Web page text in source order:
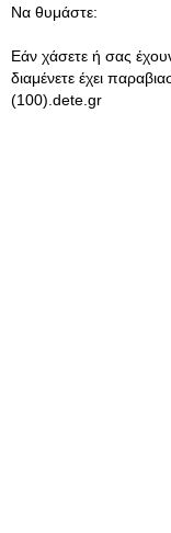
Να θυμάστε:
Εάν χάσετε ή σας
διαμένετε έχει
(100).dete.gr